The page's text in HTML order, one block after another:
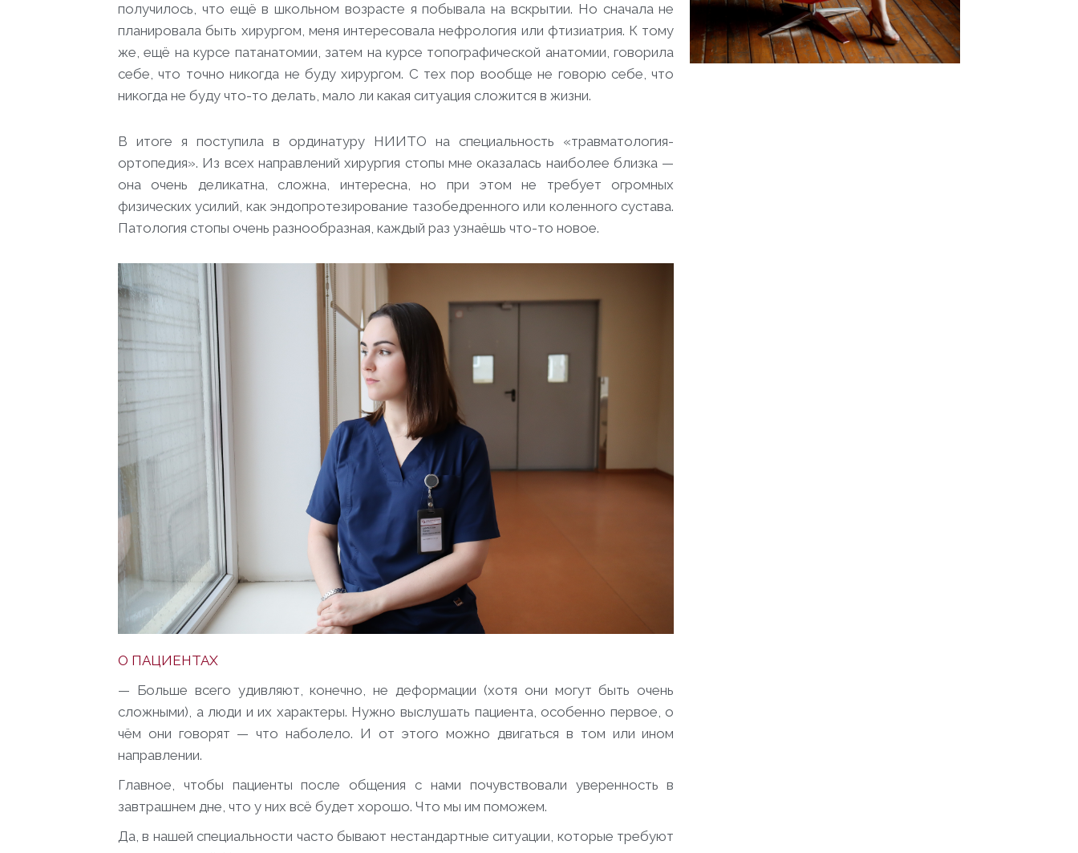
получилось, что ещё в школьном возрасте я побывала на вскрытии. Но сначала не
планировала быть хирургом, меня интересовала нефрология или фтизиатрия. К тому
же, ещё на курсе патанатомии, затем на курсе топографической анатомии, говорила
себе, что точно никогда не буду хирургом. С тех пор вообще не говорю себе, что
никогда не буду что-то делать, мало ли какая ситуация сложится в жизни.
В итоге я поступила в ординатуру НИИТО на специальность «травматология-
ортопедия». Из всех направлений хирургия стопы мне оказалась наиболее близка —
она очень деликатна, сложна, интересна, но при этом не требует огромных
физических усилий, как эндопротезирование тазобедренного или коленного сустава.
Патология стопы очень разнообразная, каждый раз узнаёшь что-то новое.
О ПАЦИЕНТАХ
— Больше всего удивляют, конечно, не деформации (хотя они могут быть очень
сложными), а люди и их характеры. Нужно выслушать пациента, особенно первое, о
чём они говорят — что наболело. И от этого можно двигаться в том или ином
направлении.
Главное, чтобы пациенты после общения с нами почувствовали уверенность в
завтрашнем дне, что у них всё будет хорошо. Что мы им поможем.
Да, в нашей специальности часто бывают нестандартные ситуации, которые требуют